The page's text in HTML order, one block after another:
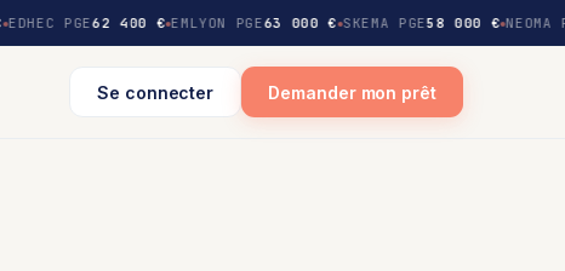
EDHEC PGE62 400 € EMLYON PGE63 000 € SKEMA PGE58 000 € NEOMA
Se connecter Demander mon prêt